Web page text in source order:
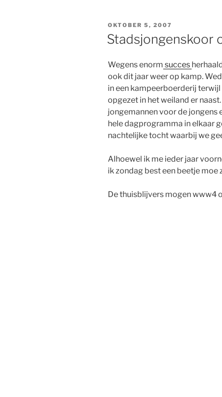
GEPLAATST
OP
OKTOBER 5, 2007
Stadsjongenskoor
Wegens enorm succes
ook dit jaar weer op kamp.
in een kampeerboerderij
opgezet in het weiland er
jongemannen voor de jongens
hele dagprogramma in elkaar
nachtelijke tocht waarbij we
Alhoewel ik me ieder jaar
ik zondag best een beetje moe
De thuisblijvers mogen www4